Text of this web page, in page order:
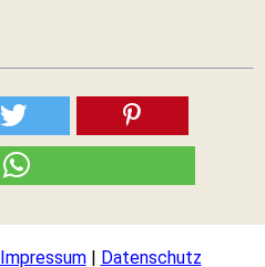
Impressum| Datenschutz